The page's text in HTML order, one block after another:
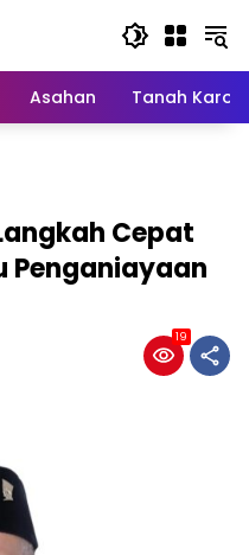
Asahan Tanah Karo
Cepat
Penganiayaan
19